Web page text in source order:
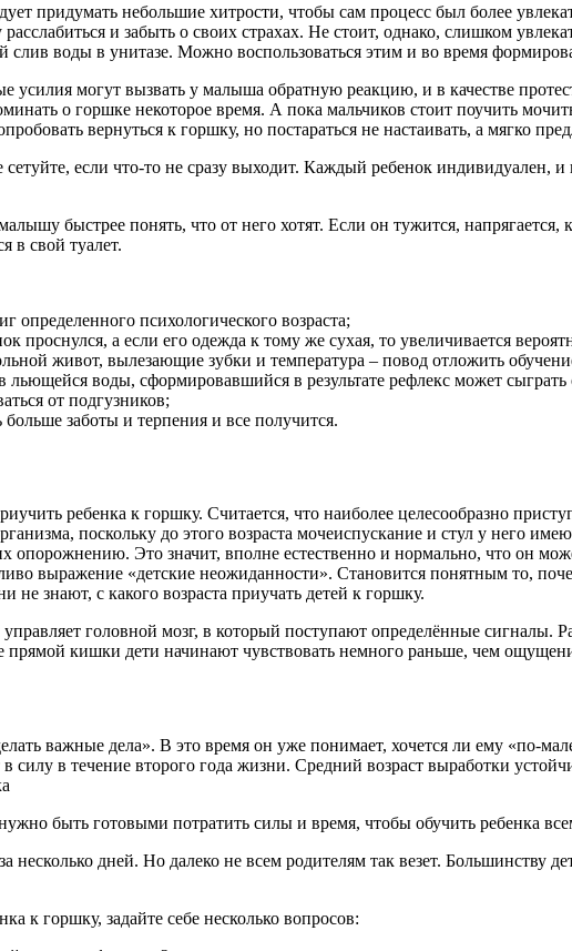
придумать небольшие хитрости, чтобы сам процесс был более
и забыть о своих страхах. Не стоит, однако, слишком
воды в унитазе. Можно воспользоваться этим и во время
могут вызвать у малыша обратную реакцию, и в качестве
о горшке некоторое время. А пока мальчиков стоит поучить
вернуться к горшку, но постараться не настаивать, а мягко
если что-то не сразу выходит. Каждый ребенок индивидуален,
быстрее понять, что от него хотят. Если он тужится, напрягается,
в свой туалет.
определенного психологического возраста;
проснулся, а если его одежда к тому же сухая, то увеличивается
живот, вылезающие зубки и температура – повод отложить
воды, сформировавшийся в результате рефлекс может
от подгузников;
заботы и терпения и все получится.
ребенка к горшку. Считается, что наиболее целесообразно
поскольку до этого возраста мочеиспускание и стул у него
опорожнению. Это значит, вполне естественно и нормально, что он
выражение «детские неожиданности». Становится понятным то,
знают, с какого возраста приучать детей к горшку.
головной мозг, в который поступают определённые сигналы.
кишки дети начинают чувствовать немного раньше, чем
важные дела». В это время он уже понимает, хочется ли ему «по-
в силу в течение второго года жизни. Средний возраст выработки
быть готовыми потратить силы и время, чтобы обучить ребенка
дней. Но далеко не всем родителям так везет. Большинству
к горшку, задайте себе несколько вопросов: